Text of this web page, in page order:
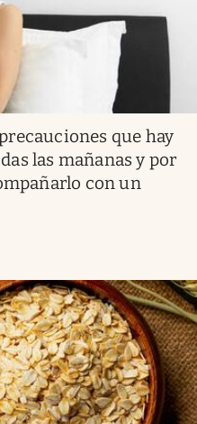
que hay
las mañanas y por
con un